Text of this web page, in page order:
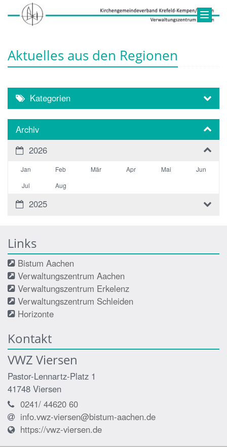
Aktuelles aus den Regionen
Kategorien
Archiv
2026
Jan Feb Mär Apr Mai
Jun
Jul
Aug
2025
Links
Bistum Aachen
Verwaltungszentrum Aachen
Verwaltungszentrum Erkelenz
Verwaltungszentrum Schleiden
Horizonte
Kontakt
VWZ Viersen
Pastor-Lennartz-Platz 1
41748 Viersen
0241/ 44620 60
info.vwz-viersen@bistum-aachen.de
https://vwz-viersen.de